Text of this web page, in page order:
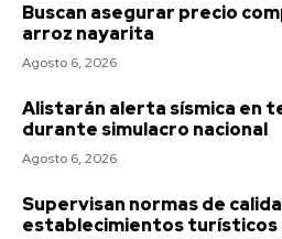
Buscan asegurar precio
arroz nayarita
Agosto 6, 2026
Alistarán alerta sísmica en
durante simulacro nacional
Agosto 6, 2026
Supervisan normas de
establecimientos turísticos